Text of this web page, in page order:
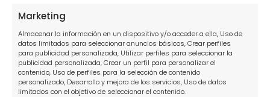
Marketing
Almacenar la información en un dispositivo y/o acceder a ella, Uso de
datos limitados para seleccionar anuncios básicos, Crear perfiles
para publicidad personalizada, Utilizar perfiles para seleccionar la
publicidad personalizada, Crear un perfil para personalizar el
contenido, Uso de perfiles para la selección de contenido
personalizado, Desarrollo y mejora de los servicios, Uso de datos
limitados con el objetivo de seleccionar el contenido.
Abogados para tus deudas Málaga
Abogados para tus deudas Tenerife
Abogados para tus deudas Valencia